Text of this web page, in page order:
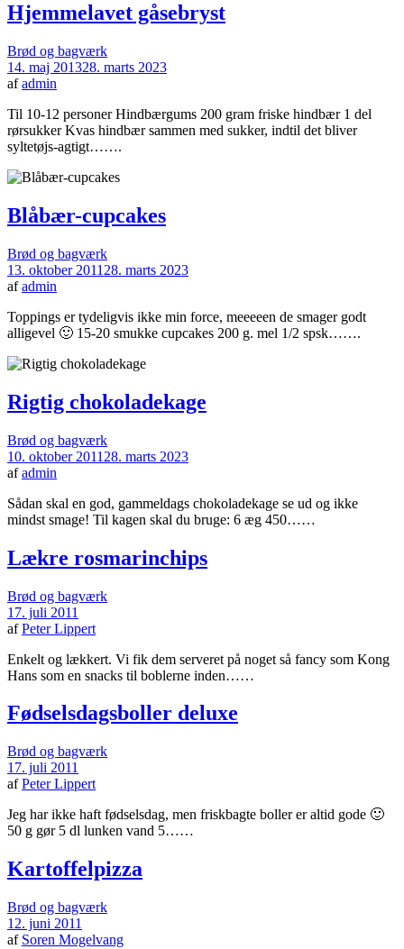
Hjemmelavet gåsebryst
Brød og bagværk
14. maj 201328. marts 2023
afadmin
Til 10-12 personer Hindbærgums 200 gram friske hindbær 1 del
rørsukker Kvas hindbær sammen med sukker, indtil det bliver
syltetøjs-agtigt…….
Blåbær-cupcakes
Brød og bagværk
13. oktober 2011 28. marts 2023
afadmin
Toppings er tydeligvis ikke min force, meeeeen de smager godt
alligevel 🙂 15-20 smukke cupcakes 200 g. mel 1/2 spsk…….
Rigtig chokoladekage
Brød og bagværk
10. oktober 2011 28. marts 2023
afadmin
Sådan skal en god, gammeldags chokoladekage se ud og ikke
mindst smage! Til kagen skal du bruge: 6 æg 450……
Lækre rosmarinchips
Brød og bagværk
17. juli 2011
afPeter Lippert
Enkelt og lækkert. Vi fik dem serveret på noget så fancy som Kong
Hans som en snacks til boblerne inden……
Fødselsdagsboller deluxe
Brød og bagværk
17. juli 2011
afPeter Lippert
Jeg har ikke haft fødselsdag, men friskbagte boller er altid gode 🙂
50 g gør 5 dl lunken vand 5……
Kartoffelpizza
Brød og bagværk
12. juni 2011
af Soren Mogelvang